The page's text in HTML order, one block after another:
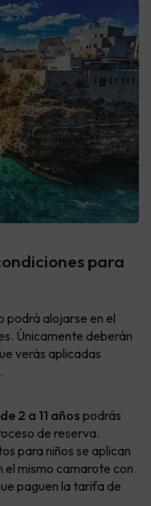
para
podrá alojarse en el
Únicamente deberán
verás aplicadas
2 a 11 años podrás
de reserva.
para niños se aplican
el mismo camarote con
paguen la tarifa de